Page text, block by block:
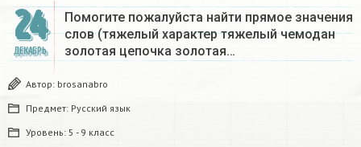
24
ДЕКАБРЬ
Помогите пожалуйста найти прямое значения
слов (тяжелый характер тяжелый чемодан
золотая цепочка золотая…
Автор: brosanabro
Предмет: Русский язык
Уровень: 5 - 9 класс